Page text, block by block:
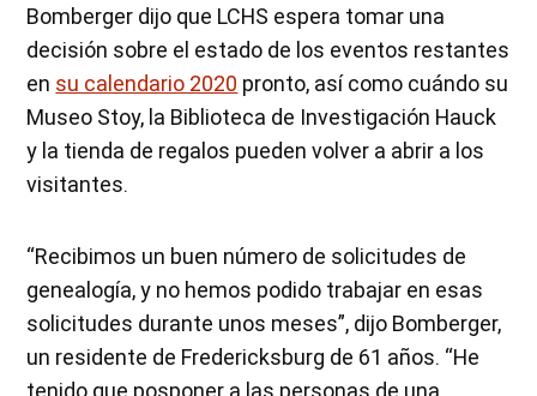
Bomberger dijo que LCHS espera tomar una
decisión sobre el estado de los eventos restantes
en su calendario 2020 pronto, así como cuándo su
Museo Stoy, la Biblioteca de Investigación Hauck
y la tienda de regalos pueden volver a abrir a los
visitantes.
“Recibimos un buen número de solicitudes de
genealogía, y no hemos podido trabajar en esas
solicitudes durante unos meses”, dijo Bomberger,
un residente de Fredericksburg de 61 años. “He